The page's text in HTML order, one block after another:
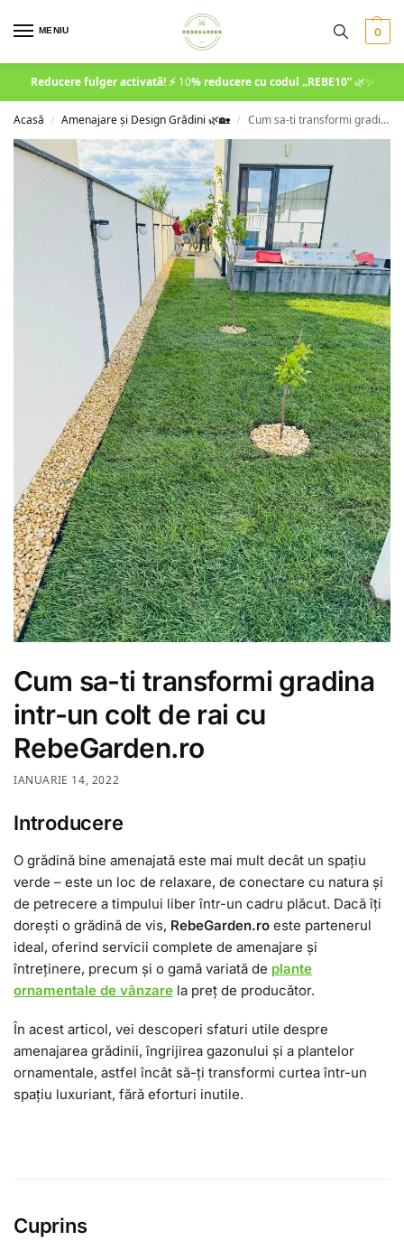
MENIU 0
Reducere fulger activată! ⚡10% reducere cu codul „REBE10”🌿✨
Acasă / Amenajare și Design Grădini 🌿🏡 / Cum sa-ti transformi gradina intr-un colt de rai cu RebeGarden.ro
Cum sa-ti transformi gradina
intr-un colt de rai cu
RebeGarden.ro
IANUARIE 14, 2022
Introducere
O grădină bine amenajată este mai mult decât un spațiu
verde – este un loc de relaxare, de conectare cu natura și
de petrecere a timpului liber într-un cadru plăcut. Dacă îți
dorești o grădină de vis, RebeGarden.ro este partenerul
ideal, oferind servicii complete de amenajare și
întreținere, precum și o gamă variată de plante
ornamentale de vânzare la preț de producător.
În acest articol, vei descoperi sfaturi utile despre
amenajarea grădinii, îngrijirea gazonului și a plantelor
ornamentale, astfel încât să-ți transformi curtea într-un
spațiu luxuriant, fără eforturi inutile.
Cuprins